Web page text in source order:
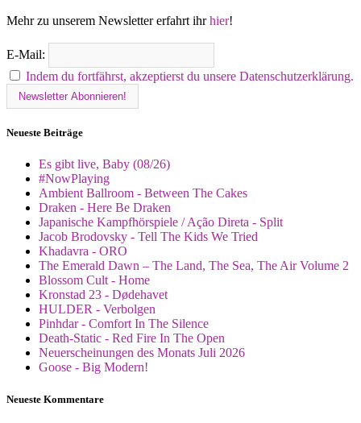
Mehr zu unserem Newsletter erfahrt ihrhier!
E-Mail:
Indem du fortfährst, akzeptierst du unsere Datenschutzerklärung.
Neueste Beiträge
Es gibt live, Baby (08/26)
#NowPlaying
Ambient Ballroom - Between The Cakes
Draken - Here Be Draken
Japanische Kampfhörspiele / Ação Direta - Split
Jacob Brodovsky - Tell The Kids We Tried
Khadavra - ORO
The Emerald Dawn – The Land, The Sea, The Air Volume 2
Blossom Cult - Home
Kronstad 23 - Dødehavet
HULDER - Verbolgen
Pinhdar - Comfort In The Silence
Death-Static - Red Fire In The Open
Neuerscheinungen des Monats Juli 2026
Goose - Big Modern!
Neueste Kommentare